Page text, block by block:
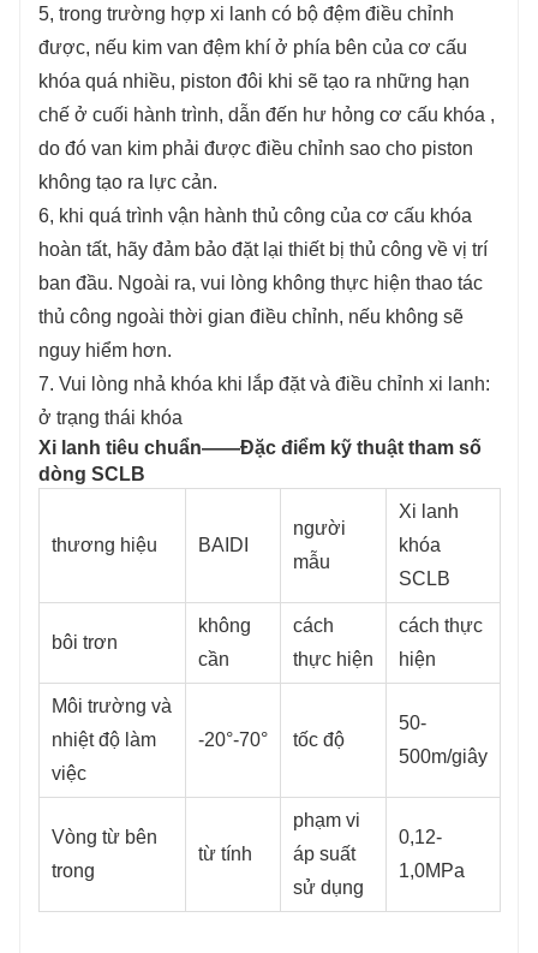
5, trong trường hợp xi lanh có bộ đệm điều chỉnh
được, nếu kim van đệm khí ở phía bên của cơ cấu
khóa quá nhiều, piston đôi khi sẽ tạo ra những hạn
chế ở cuối hành trình, dẫn đến hư hỏng cơ cấu khóa ,
do đó van kim phải được điều chỉnh sao cho piston
không tạo ra lực cản.
6, khi quá trình vận hành thủ công của cơ cấu khóa
hoàn tất, hãy đảm bảo đặt lại thiết bị thủ công về vị trí
ban đầu. Ngoài ra, vui lòng không thực hiện thao tác
thủ công ngoài thời gian điều chỉnh, nếu không sẽ
nguy hiểm hơn.
7. Vui lòng nhả khóa khi lắp đặt và điều chỉnh xi lanh:
ở trạng thái khóa
Xi lanh tiêu chuẩn——Đặc điểm kỹ thuật tham số
dòng SCLB
thương hiệu BAIDI
người
mẫu
Xi lanh
khóa
SCLB
bôi trơn
không
cần
cách
thực hiện
cách thực
hiện
Môi trường và
nhiệt độ làm
việc
-20°-70° tốc độ
50-
500m/giây
Vòng từ bên
trong
từ tính
phạm vi
áp suất
sử dụng
0,12-
1,0MPa